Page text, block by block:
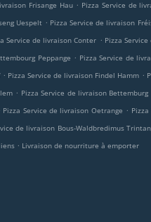
Frisange Hau . Pizza Service de
Uespelt . Pizza Service de livraison
Service de livraison Conter . Pizza
Peppange . Pizza Service de
. Pizza Service de livraison Findel Hamm .
. Pizza Service de livraison Bettemburg
Pizza Service de livraison Oetrange .
de livraison Bous-Waldbredimus
. Livraison de nourriture à emporter